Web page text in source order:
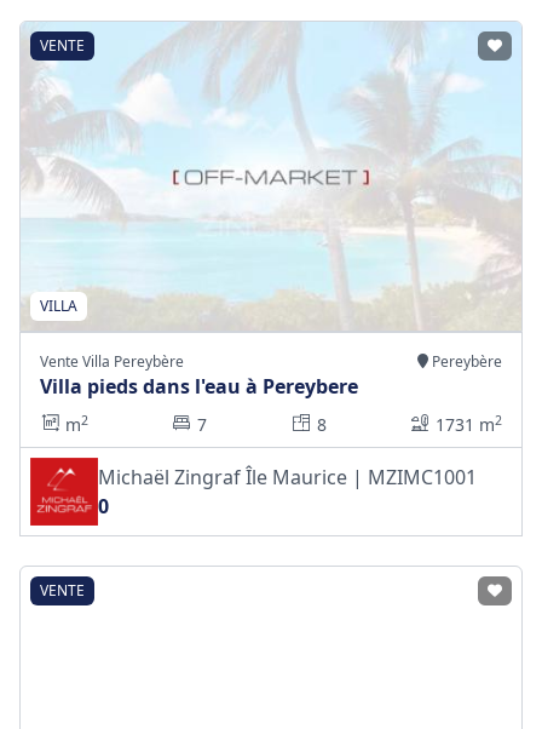
VENTE
VILLA
Vente Villa Pereybère Pereybère
Villa pieds dans l'eau à Pereybere
m2 7 8 1731 m2
Michaël Zingraf Île Maurice | MZIMC1001
0
VENTE